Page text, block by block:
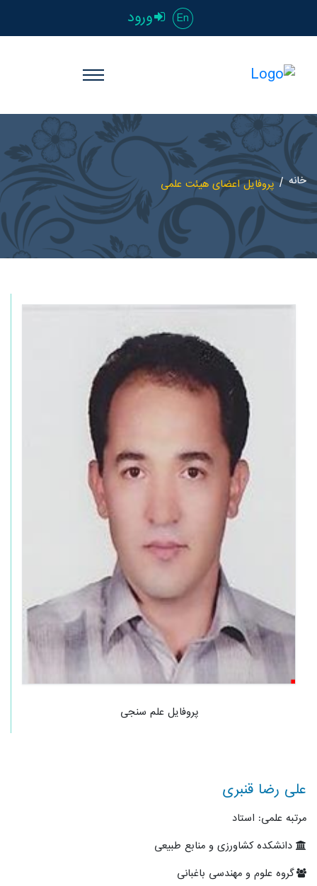
En ورود
خانه پروفایل اعضای هیئت علمی
پروفایل علم سنجی
علی رضا قنبری
مرتبه علمی: استاد
دانشکده کشاورزی و منابع طبیعی
گروه علوم و مهندسی باغبانی